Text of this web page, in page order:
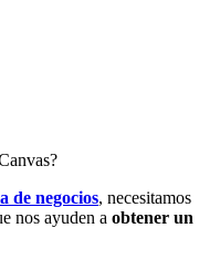
de negocios, necesitamos
nos ayuden a obtener un